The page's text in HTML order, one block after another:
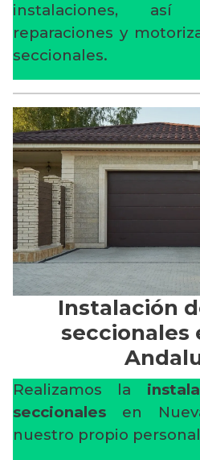
instalaciones, así
reparaciones y
seccionales.
Instalación
seccionales
Realizamos la
seccionales en
nuestro propio